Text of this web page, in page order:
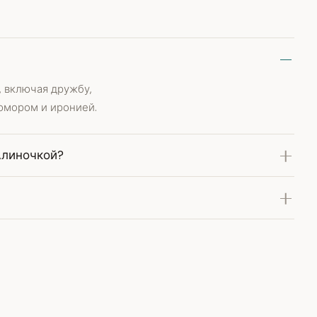
включая дружбу,
и иронией.